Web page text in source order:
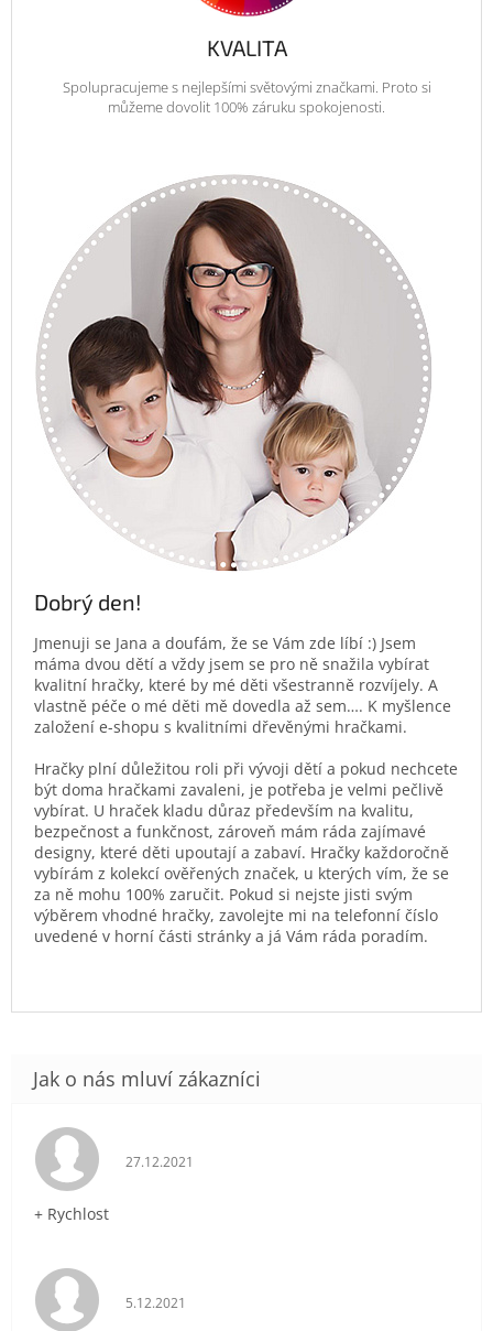
KVALITA
Spolupracujeme s nejlepšími světovými značkami. Proto si
můžeme dovolit 100% záruku spokojenosti.
Dobrý den!
Jmenuji se Jana a doufám, že se Vám zde líbí :) Jsem
máma dvou dětí a vždy jsem se pro ně snažila vybírat
kvalitní hračky, které by mé děti všestranně rozvíjely. A
vlastně péče o mé děti mě dovedla až sem…. K myšlence
založení e-shopu s kvalitními dřevěnými hračkami.
Hračky plní důležitou roli při vývoji dětí a pokud nechcete
být doma hračkami zavaleni, je potřeba je velmi pečlivě
vybírat. U hraček kladu důraz především na kvalitu,
bezpečnost a funkčnost, zároveň mám ráda zajímavé
designy, které děti upoutají a zabaví. Hračky každoročně
vybírám z kolekcí ověřených značek, u kterých vím, že se
za ně mohu 100% zaručit. Pokud si nejste jisti svým
výběrem vhodné hračky, zavolejte mi na telefonní číslo
uvedené v horní části stránky a já Vám ráda poradím.
Hodnocení obchodu je 5 z 5 hvězdiček.
27.12.2021
+ Rychlost
Hodnocení obchodu je 5 z 5 hvězdiček.
5.12.2021